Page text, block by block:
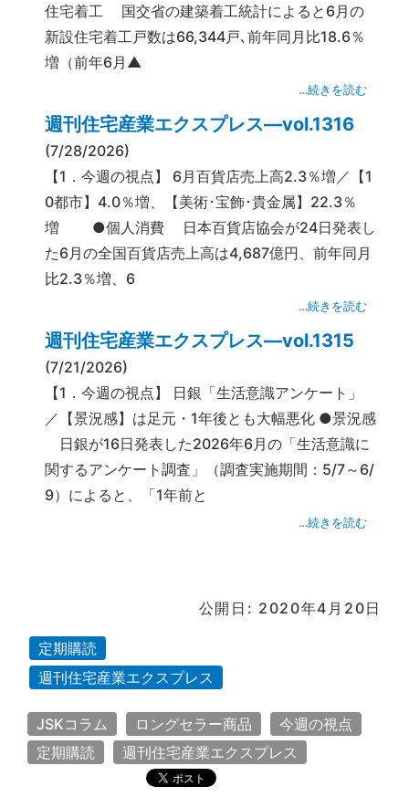
住宅着工 国交省の建築着工統計によると6月の
新設住宅着工戸数は66,344戸､前年同月比18.6％
増（前年6月▲
…続きを読む
週刊住宅産業エクスプレス―vol.1316
(7/28/2026)
【1．今週の視点】 6月百貨店売上高2.3％増／【1
0都市】4.0％増、【美術･宝飾･貴金属】22.3％
増 ●個人消費 日本百貨店協会が24日発表し
た6月の全国百貨店売上高は4,687億円、前年同月
比2.3％増、6
…続きを読む
週刊住宅産業エクスプレス―vol.1315
(7/21/2026)
【1．今週の視点】 日銀「生活意識アンケート」
／【景況感】は足元・1年後とも大幅悪化 ●景況感
日銀が16日発表した2026年6月の「生活意識に
関するアンケート調査」（調査実施期間：5/7～6/
9）によると、「1年前と
…続きを読む
公開日: 2020年4月20日
定期購読
週刊住宅産業エクスプレス
JSKコラム ロングセラー商品
今週の視点
定期購読
週刊住宅産業エクスプレス